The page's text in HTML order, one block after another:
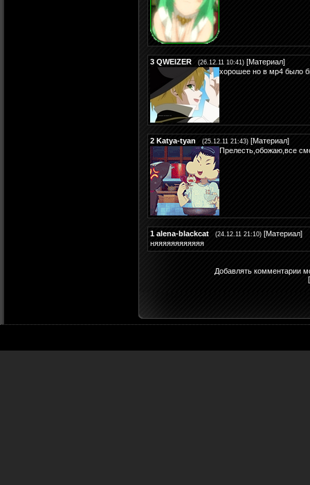
3 QWEIZER (26.12.11 10:41) [Материал]
хорошее но в мр4 было
2 Katya-tyan (25.12.11 21:43) [Материал]
Прелесть,обожаю,все
1 alena-blackcat (24.12.11 21:10) [Материал]
няяяяяяяяяяяя
Добавлять комментарии